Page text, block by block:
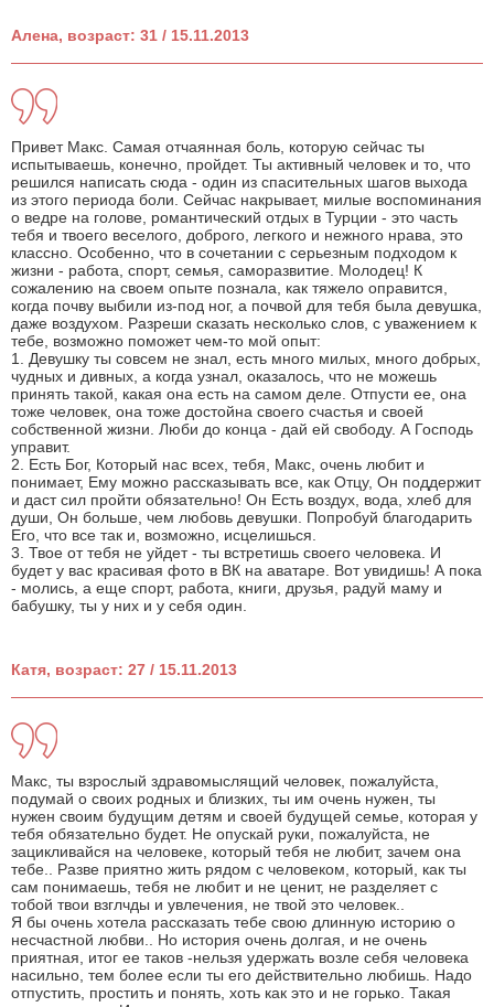
Алена, возраст: 31 / 15.11.2013
Привет Макс. Самая отчаянная боль, которую сейчас ты
испытываешь, конечно, пройдет. Ты активный человек и то, что
решился написать сюда - один из спасительных шагов выхода
из этого периода боли. Сейчас накрывает, милые воспоминания
о ведре на голове, романтический отдых в Турции - это часть
тебя и твоего веселого, доброго, легкого и нежного нрава, это
классно. Особенно, что в сочетании с серьезным подходом к
жизни - работа, спорт, семья, саморазвитие. Молодец! К
сожалению на своем опыте познала, как тяжело оправится,
когда почву выбили из-под ног, а почвой для тебя была девушка,
даже воздухом. Разреши сказать несколько слов, с уважением к
тебе, возможно поможет чем-то мой опыт:
1. Девушку ты совсем не знал, есть много милых, много добрых,
чудных и дивных, а когда узнал, оказалось, что не можешь
принять такой, какая она есть на самом деле. Отпусти ее, она
тоже человек, она тоже достойна своего счастья и своей
собственной жизни. Люби до конца - дай ей свободу. А Господь
управит.
2. Есть Бог, Который нас всех, тебя, Макс, очень любит и
понимает, Ему можно рассказывать все, как Отцу, Он поддержит
и даст сил пройти обязательно! Он Есть воздух, вода, хлеб для
души, Он больше, чем любовь девушки. Попробуй благодарить
Его, что все так и, возможно, исцелишься.
3. Твое от тебя не уйдет - ты встретишь своего человека. И
будет у вас красивая фото в ВК на аватаре. Вот увидишь! А пока
- молись, а еще спорт, работа, книги, друзья, радуй маму и
бабушку, ты у них и у себя один.
Катя, возраст: 27 / 15.11.2013
Макс, ты взрослый здравомыслящий человек, пожалуйста,
подумай о своих родных и близких, ты им очень нужен, ты
нужен своим будущим детям и своей будущей семье, которая у
тебя обязательно будет. Не опускай руки, пожалуйста, не
зацикливайся на человеке, который тебя не любит, зачем она
тебе.. Разве приятно жить рядом с человеком, который, как ты
сам понимаешь, тебя не любит и не ценит, не разделяет с
тобой твои взглчды и увлечения, не твой это человек..
Я бы очень хотела рассказать тебе свою длинную историю о
несчастной любви.. Но история очень долгая, и не очень
приятная, итог ее таков -нельзя удержать возле себя человека
насильно, тем более если ты его действительно любишь. Надо
отпустить, простить и понять, хоть как это и не горько. Такая